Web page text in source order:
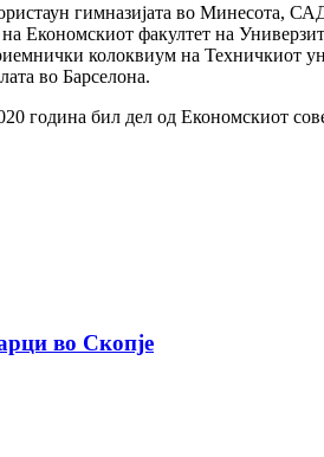
гимназијата во Минесота,
Економскиот факултет на
колоквиум на
во Барселона.
година бил дел од Економскиот
во Скопје